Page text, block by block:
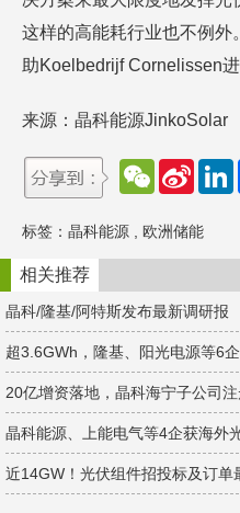
这样的高能耗行业也不例
助Koelbedrijf Cornelissen
来源：晶科能源JinkoSolar
W
e
a
t
S
a
W
e
b
o
L
标签： 晶科能源 欧洲储能
相关推荐
晶科/隆基/阿特斯发布最新调研报
超3.6GWh，隆基、阳光电源等6
20亿增资落地，晶科海宁子公司
晶科能源、上能电气等4企获海外
近14GW！光伏组件招投标及订单